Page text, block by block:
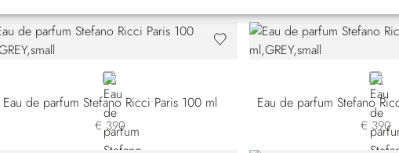
GREY
Eau de parfum Stefano Ricci Paris 100 ml
€ 390
GREY
€ 390